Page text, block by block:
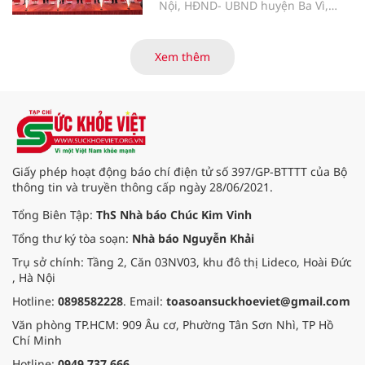
Nội, HĐND- UBND huyện Ba Vì,
Khánh thành Công trình tu bổ, tôn
Xem thêm
Giấy phép hoạt động báo chí điện tử số 397/GP-BTTTT của Bộ
thông tin và truyền thông cấp ngày 28/06/2021.
Tổng Biên Tập: ThS Nhà báo Chúc Kim Vinh
Tổng thư ký tòa soạn: Nhà báo Nguyễn Khải
Trụ sở chính: Tầng 2, Căn 03NV03, khu đô thị Lideco, Hoài Đức
, Hà Nội
Hotline: 0898582228. Email: toasoansuckhoeviet@gmail.com
Văn phòng TP.HCM: 909 Âu cơ, Phường Tân Sơn Nhì, TP Hồ
Chí Minh